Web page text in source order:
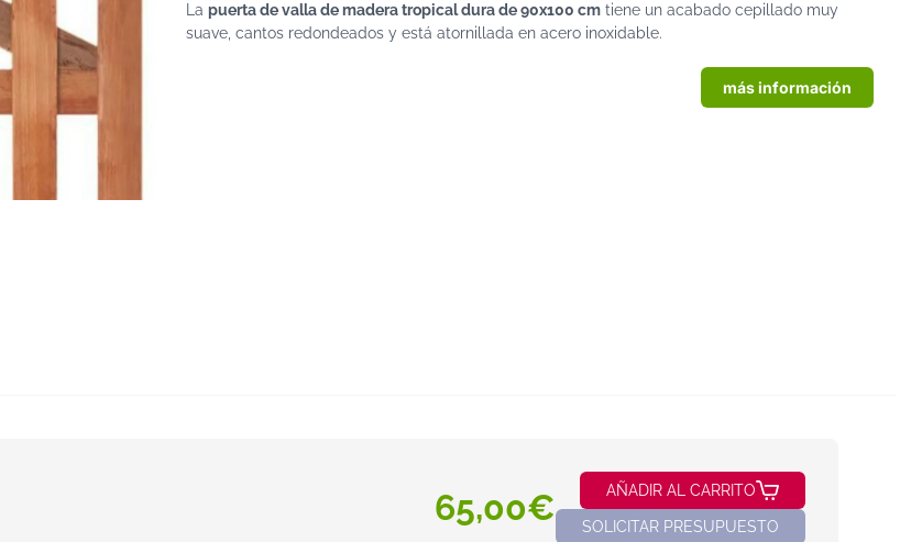
La puerta de valla de madera tropical dura de 90x100 cm tiene un acabado cepillado muy
suave, cantos redondeados y está atornillada en acero inoxidable.
más información
65,00€ AÑADIR AL CARRITO
SOLICITAR PRESUPUESTO